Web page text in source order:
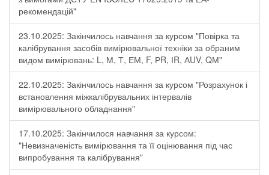
рекомендацій"
23.10.2025: Закінчилось навчання за курсом "Повірка та
калібрування засобів вимірювальної техніки за обраним
видом вимірювань: L, М, Т, ЕМ, F, РR, ІR, АUV, QМ"
22.10.2025: Закінчилось навчання за курсом "Розрахунок і
встановлення міжкалібрувальних інтервалів
вимірювального обладнання"
17.10.2025: Закінчилося навчання за курсом:
"Невизначеність вимірювання та її оцінювання під час
випробування та калібрування"